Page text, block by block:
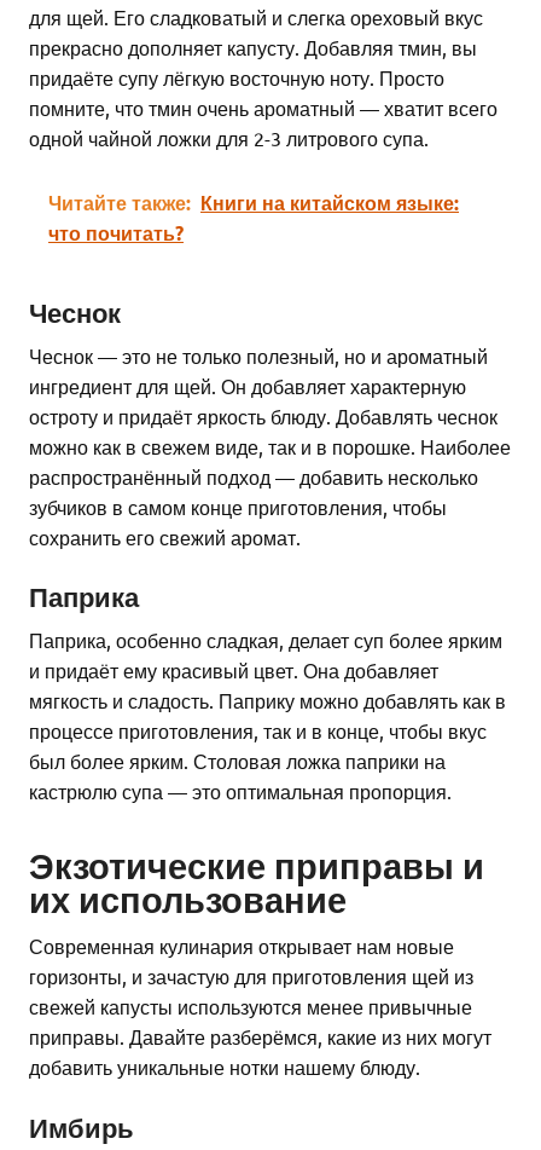
для щей. Его сладковатый и слегка ореховый вкус
прекрасно дополняет капусту. Добавляя тмин, вы
придаёте супу лёгкую восточную ноту. Просто
помните, что тмин очень ароматный — хватит всего
одной чайной ложки для 2-3 литрового супа.
Читайте также: Книги на китайском языке:
что почитать?
Чеснок
Чеснок — это не только полезный, но и ароматный
ингредиент для щей. Он добавляет характерную
остроту и придаёт яркость блюду. Добавлять чеснок
можно как в свежем виде, так и в порошке. Наиболее
распространённый подход — добавить несколько
зубчиков в самом конце приготовления, чтобы
сохранить его свежий аромат.
Паприка
Паприка, особенно сладкая, делает суп более ярким
и придаёт ему красивый цвет. Она добавляет
мягкость и сладость. Паприку можно добавлять как в
процессе приготовления, так и в конце, чтобы вкус
был более ярким. Столовая ложка паприки на
кастрюлю супа — это оптимальная пропорция.
Экзотические приправы и
их использование
Современная кулинария открывает нам новые
горизонты, и зачастую для приготовления щей из
свежей капусты используются менее привычные
приправы. Давайте разберёмся, какие из них могут
добавить уникальные нотки нашему блюду.
Имбирь